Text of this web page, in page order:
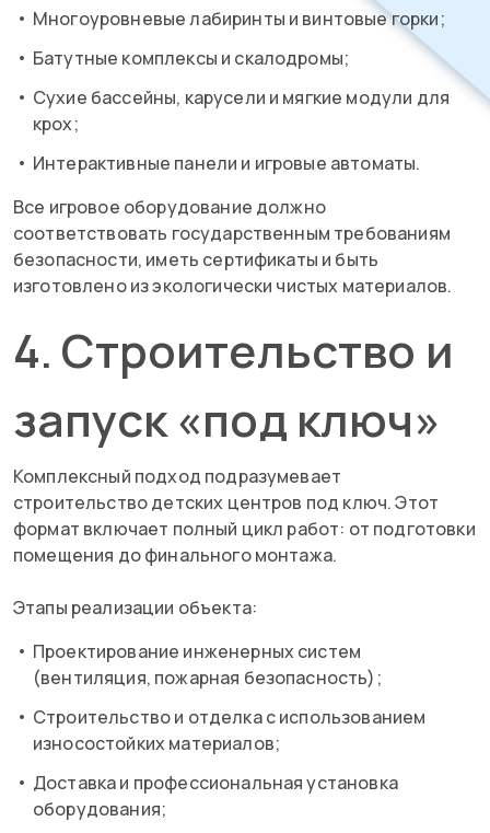
Многоуровневые лабиринты и винтовые горки;
Батутные комплексы и скалодромы;
Сухие бассейны, карусели и мягкие модули для
крох;
Интерактивные панели и игровые автоматы.
Все игровое оборудование должно
соответствовать государственным требованиям
безопасности, иметь сертификаты и быть
изготовлено из экологически чистых материалов.
4. Строительство и
запуск «под ключ»
Комплексный подход подразумевает
строительство детских центров под ключ. Этот
формат включает полный цикл работ: от подготовки
помещения до финального монтажа.
Этапы реализации объекта:
Проектирование инженерных систем
(вентиляция, пожарная безопасность);
Строительство и отделка с использованием
износостойких материалов;
Доставка и профессиональная установка
оборудования;